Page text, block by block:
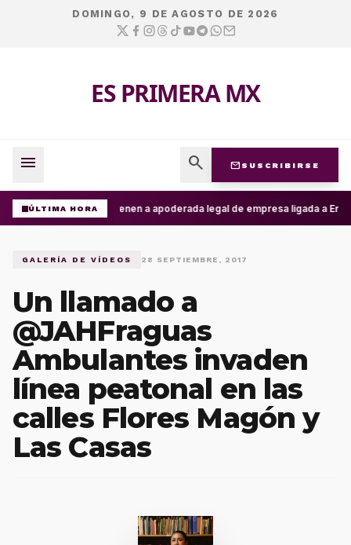
DOMINGO, 9 DE AGOSTO DE 2026
ES PRIMERA MX
menu search mail SUSCRIBIRSE
ÚLTIMA HORA Detienen a apoderada legal de empresa ligada a
GALERÍA DE VÍDEOS 28 SEPTIEMBRE, 2017
Un llamado a
@JAHFraguas
Ambulantes invaden
línea peatonal en las
calles Flores Magón y
Las Casas